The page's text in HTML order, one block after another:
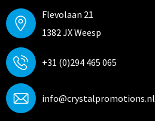
Flevolaan 21
1382 JX Weesp
+31 (0)294 465 065
info@crystalpromotions.nl